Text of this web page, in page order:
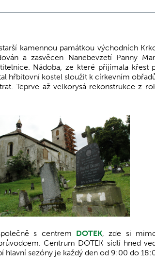
kamennou památkou východních
a zasvěcen Nanebevzetí Panny
Nádoba, ze které přijímala křest
hřbitovní kostel sloužit k církevním
Teprve až velkorysá rekonstrukce z
s centrem DOTEK, zde si
Centrum DOTEK sídlí hned
hlavní sezóny je každý den od 9:00 do